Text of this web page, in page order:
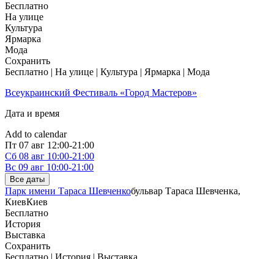
Бесплатно
На улице
Культура
Ярмарка
Мода
Сохранить
Бесплатно | На улице | Культура | Ярмарка | Мода
Всеукраинский Фестиваль «Город Мастеров»
Дата и время
Add to calendar
Пт 07 авг 12:00-21:00
Сб 08 авг 10:00-21:00
Вс 09 авг 10:00-21:00
Все даты
Парк имени Тараса Шевченкобульвар Тараса Шевченка,
КиевКиев
Бесплатно
История
Выставка
Сохранить